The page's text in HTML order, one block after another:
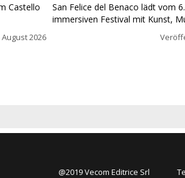
Castello
August 2026
San Felice del Benaco lädt vom
immersiven Festival mit Kunst,
@2019 Vecom Editrice Srl